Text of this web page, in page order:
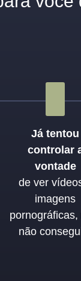
Já tentou
controlar
vontade
de ver
imagens
pornográficas,
não